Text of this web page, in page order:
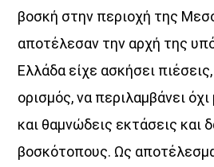
βοσκή στην περιοχή της
αποτέλεσαν την αρχή της
Ελλάδα είχε ασκήσει
ορισµός, να περιλαµβάνει
και θαµνώδεις εκτάσεις και
βοσκότοπους. Ως